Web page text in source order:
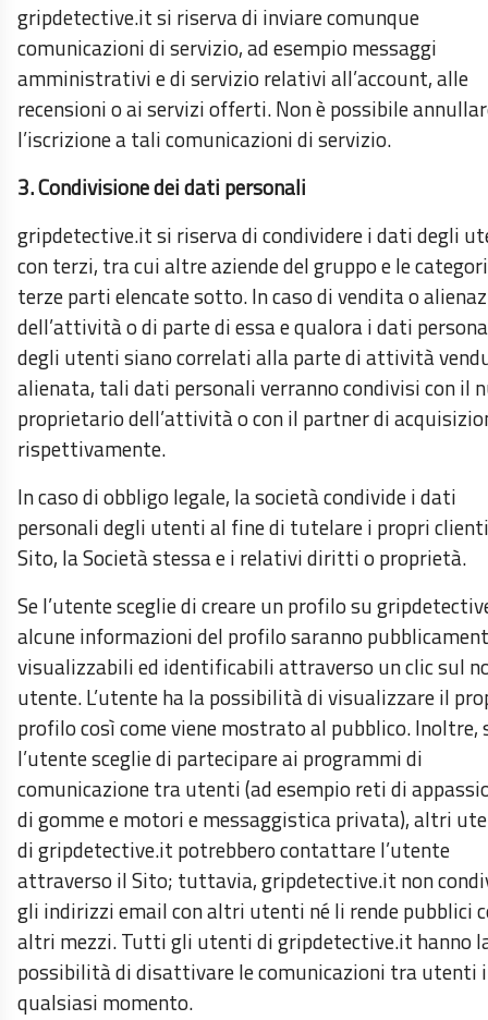
gripdetective.it si riserva di inviare comunque
comunicazioni di servizio, ad esempio messaggi
amministrativi e di servizio relativi all’account, alle
recensioni o ai servizi offerti. Non è possibile
l’iscrizione a tali comunicazioni di servizio.
3. Condivisione dei dati personali
gripdetective.it si riserva di condividere i dati degli
con terzi, tra cui altre aziende del gruppo e le
terze parti elencate sotto. In caso di vendita o
dell’attività o di parte di essa e qualora i dati
degli utenti siano correlati alla parte di attività
alienata, tali dati personali verranno condivisi con il
proprietario dell’attività o con il partner di
rispettivamente.
In caso di obbligo legale, la società condivide i dati
personali degli utenti al fine di tutelare i propri
Sito, la Società stessa e i relativi diritti o proprietà.
Se l’utente sceglie di creare un profilo su
alcune informazioni del profilo saranno
visualizzabili ed identificabili attraverso un clic sul
utente. L’utente ha la possibilità di visualizzare il
profilo così come viene mostrato al pubblico. Inoltre,
l’utente sceglie di partecipare ai programmi di
comunicazione tra utenti (ad esempio reti di
di gomme e motori e messaggistica privata), altri
di gripdetective.it potrebbero contattare l’utente
attraverso il Sito; tuttavia, gripdetective.it non
gli indirizzi email con altri utenti né li rende pubblici
altri mezzi. Tutti gli utenti di gripdetective.it hanno
possibilità di disattivare le comunicazioni tra utenti
qualsiasi momento.